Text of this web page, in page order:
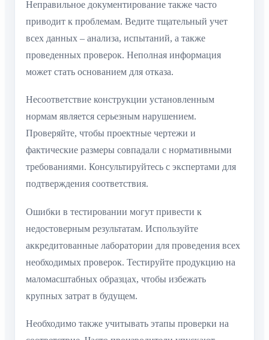
Неправильное документирование также часто
приводит к проблемам. Ведите тщательный учет
всех данных – анализа, испытаний, а также
проведенных проверок. Неполная информация
может стать основанием для отказа.
Несоответствие конструкции установленным
нормам является серьезным нарушением.
Проверяйте, чтобы проектные чертежи и
фактические размеры совпадали с нормативными
требованиями. Консультируйтесь с экспертами для
подтверждения соответствия.
Ошибки в тестировании могут привести к
недостоверным результатам. Используйте
аккредитованные лаборатории для проведения всех
необходимых проверок. Тестируйте продукцию на
маломасштабных образцах, чтобы избежать
крупных затрат в будущем.
Необходимо также учитывать этапы проверки на